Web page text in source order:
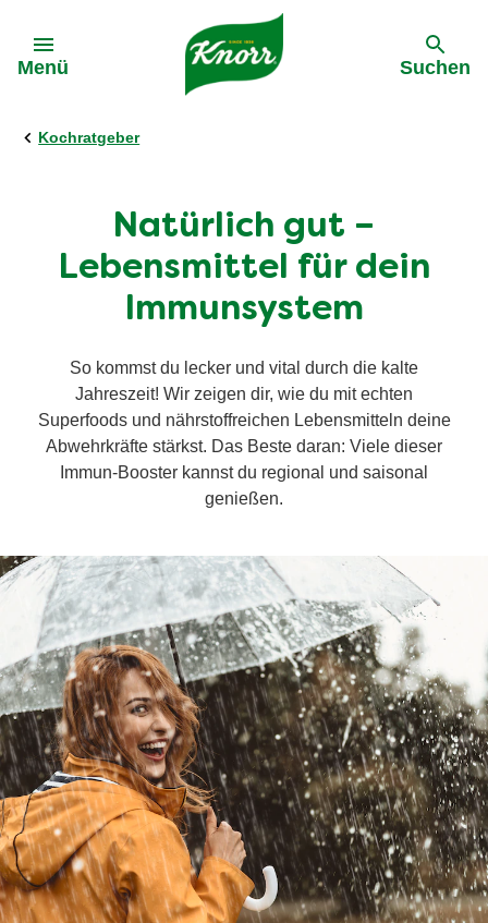
Menü Suchen
Kochratgeber
Natürlich gut –
Lebensmittel für dein
Immunsystem
So kommst du lecker und vital durch die kalte
Jahreszeit! Wir zeigen dir, wie du mit echten
Superfoods und nährstoffreichen Lebensmitteln deine
Abwehrkräfte stärkst. Das Beste daran: Viele dieser
Immun-Booster kannst du regional und saisonal
genießen.